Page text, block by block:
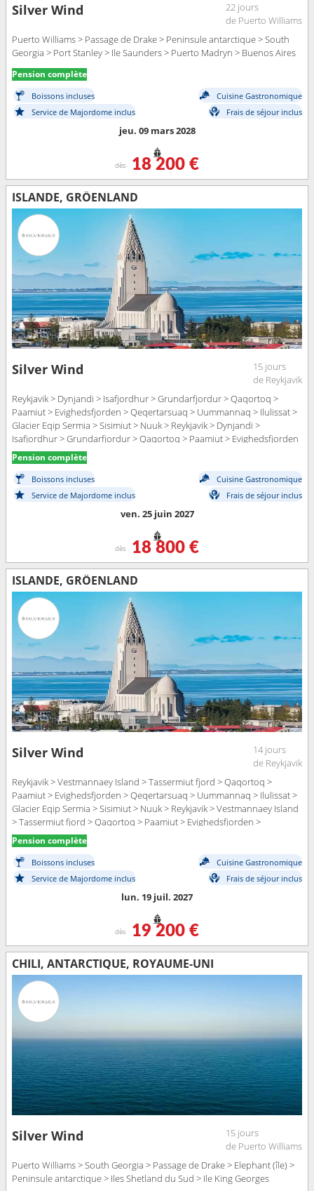
Silver Wind
22 jours
de Puerto Williams
Puerto Williams > Passage de Drake > Peninsule antarctique > South
Georgia > Port Stanley > Ile Saunders > Puerto Madryn > Buenos Aires
Pension complète
Boissons incluses
Cuisine Gastronomique
Service de Majordome inclus
Frais de séjour inclus
jeu. 09 mars 2028
dès 18 200 €
ISLANDE, GRÖENLAND
Silver Wind
15 jours
de Reykjavik
Reykjavik > Dynjandi > Isafjordhur > Grundarfjordur > Qaqortoq >
Paamiut > Evighedsfjorden > Qeqertarsuaq > Uummannaq > Ilulissat >
Glacier Eqip Sermia > Sisimiut > Nuuk > Reykjavik > Dynjandi >
Isafjordhur > Grundarfjordur > Qaqortoq > Paamiut > Evighedsfjorden
> Qeqertarsuaq > Uummannaq > Ilulissat > Glacier Eqip Sermia >
Sisimiut > Nuuk
Pension complète
Boissons incluses
Cuisine Gastronomique
Service de Majordome inclus
Frais de séjour inclus
ven. 25 juin 2027
dès 18 800 €
ISLANDE, GRÖENLAND
Silver Wind
14 jours
de Reykjavik
Reykjavik > Vestmannaey Island > Tassermiut fjord > Qaqortoq >
Paamiut > Evighedsfjorden > Qeqertarsuaq > Uummannaq > Ilulissat >
Glacier Eqip Sermia > Sisimiut > Nuuk > Reykjavik > Vestmannaey Island
> Tassermiut fjord > Qaqortoq > Paamiut > Evighedsfjorden >
Qeqertarsuaq > Uummannaq > Ilulissat > Glacier Eqip Sermia > Sisimiut
> Nuuk
Pension complète
Boissons incluses
Cuisine Gastronomique
Service de Majordome inclus
Frais de séjour inclus
lun. 19 juil. 2027
dès 19 200 €
CHILI, ANTARCTIQUE, ROYAUME-UNI
Silver Wind
15 jours
de Puerto Williams
Puerto Williams > South Georgia > Passage de Drake > Elephant (île) >
Peninsule antarctique > Iles Shetland du Sud > Ile King Georges